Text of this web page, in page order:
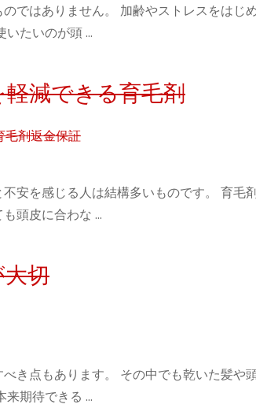
ではありません。 加齢やストレスをはじ
いたいのが頭 …
減できる育毛剤
毛剤返金保証
安を感じる人は結構多いものです。 育毛
頭皮に合わな …
切
き点もあります。 その中でも乾いた髪や
来期待できる …